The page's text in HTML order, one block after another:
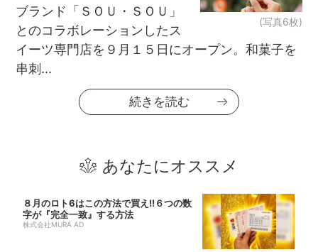
(写真6枚)
ブランド「ＳＯＵ・ＳＯＵ」
とのコラボレーションしたス
イーツ専門店を９月１５日にオープン。和菓子を
串刺...
続きを読む
あなたにオススメ
８月のロト6はこの方法で買え!!６つの数
字が『完全一致』する方法
株式会社MURA AD